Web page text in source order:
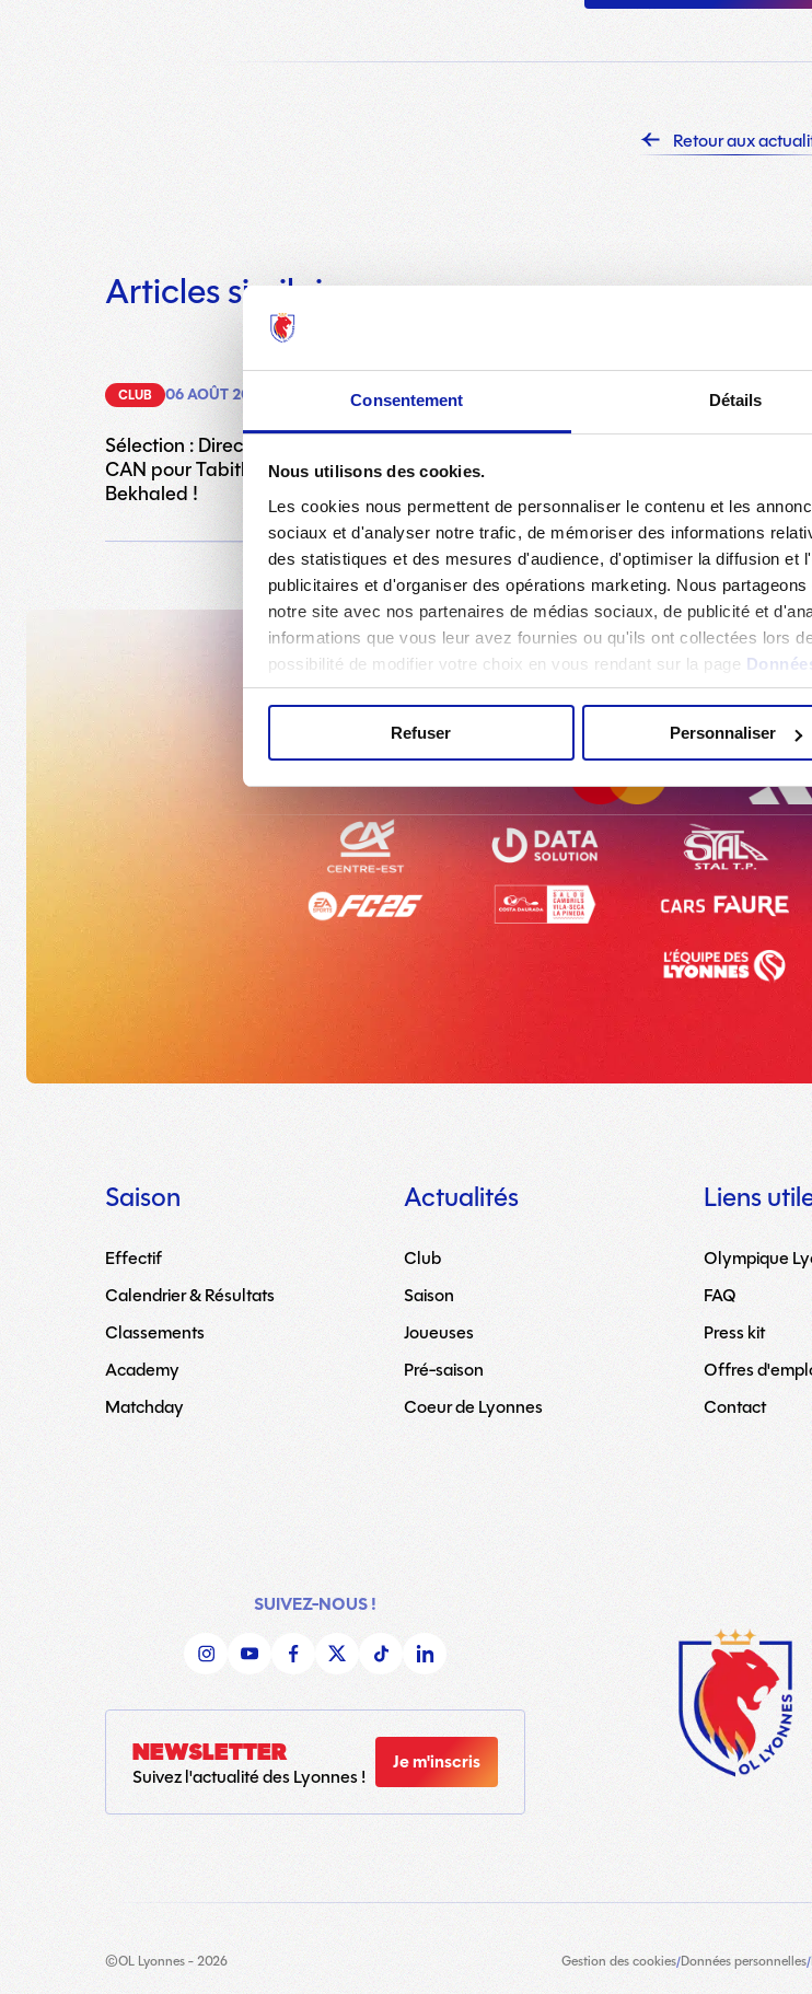
Consentement Détails
Nous utilisons des cookies.
Les cookies nous permettent de personnaliser le contenu et les
sociaux et d'analyser notre trafic, de mémoriser des informations
des statistiques et des mesures d'audience, d'optimiser la diffusion et
publicitaires et d'organiser des opérations marketing. Nous
notre site avec nos partenaires de médias sociaux, de publicité et
informations que vous leur avez fournies ou qu'ils ont collectées lors
possibilité de modifier votre choix en vous rendant sur la page
Refuser Personnaliser
Retour aux
Articles similaires
CLUB 06 AOÛT 2026
Sélection : Direction les quatrs de finale de la
CAN pour Tabitha Chawinga et Sofia
Bekhaled !
Accueil Actualités Entraînement
NOS PARTENAIRES
Saison
Effectif
Calendrier & Résultats
Classements
Academy
Matchday
Actualités
Club
Saison
Joueuses
Pré-saison
Coeur de Lyonnes
Liens
Olympique
FAQ
Press kit
Offres
Contact
SUIVEZ-NOUS !
NEWSLETTER
Suivez l'actualité des Lyonnes !
Je m'inscris
©OL Lyonnes - 2026 Gestion des cookies/Données personnelles/